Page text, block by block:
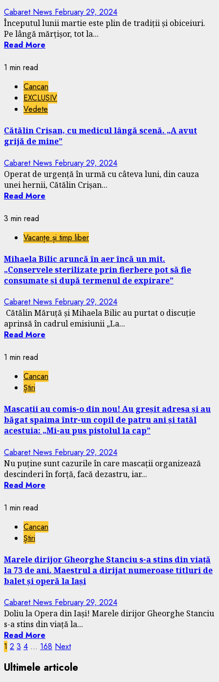
Cabaret News February 29, 2024
Începutul lunii martie este plin de tradiții și obiceiuri.
Pe lângă mărțișor, tot la...
Read More
1 min read
Cancan
EXCLUSIV
Vedete
Cătălin Crișan, cu medicul lângă scenă. „A avut
grijă de mine”
Cabaret News February 29, 2024
Operat de urgență în urmă cu câteva luni, din cauza
unei hernii, Cătălin Crișan...
Read More
3 min read
Vacanțe și timp liber
Mihaela Bilic aruncă în aer încă un mit.
„Conservele sterilizate prin fierbere pot să fie
consumate și după termenul de expirare”
Cabaret News February 29, 2024
Cătălin Măruță și Mihaela Bilic au purtat o discuție
aprinsă în cadrul emisiunii „La...
Read More
1 min read
Cancan
Știri
Mascații au comis-o din nou! Au greșit adresa și au
băgat spaima într-un copil de patru ani și tatăl
acestuia: „Mi-au pus pistolul la cap”
Cabaret News February 29, 2024
Nu puține sunt cazurile în care mascații organizează
descinderi în forță, facă dezastru, iar...
Read More
1 min read
Cancan
Știri
Marele dirijor Gheorghe Stanciu s-a stins din viață
la 73 de ani. Maestrul a dirijat numeroase titluri de
balet și operă la Iași
Cabaret News February 29, 2024
Doliu la Opera din Iași! Marele dirijor Gheorghe Stanciu
s-a stins din viață la...
Read More
Posts
pagination
1 2 3 4 … 168 Next
Ultimele articole